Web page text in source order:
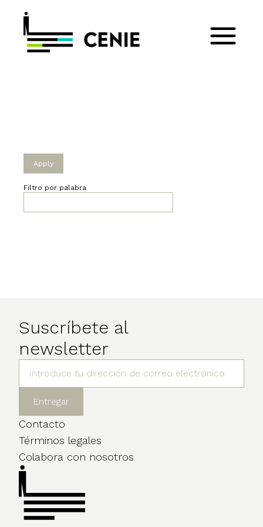
Filtro por palabra
Suscríbete al
newsletter
Contacto
Términos legales
Colabora con nosotros